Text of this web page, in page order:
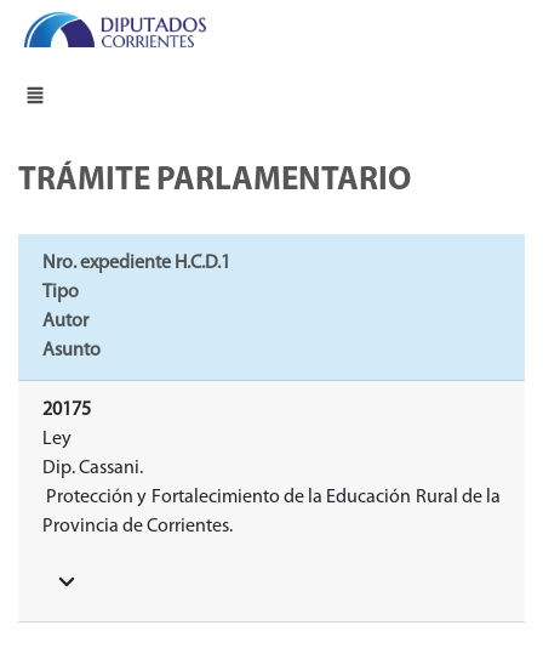
TRÁMITE PARLAMENTARIO
Nro. expediente H.C.D.1
Tipo
Autor
Asunto
20175
Ley
Dip. Cassani.
Protección y Fortalecimiento de la Educación Rural de la
Provincia de Corrientes.